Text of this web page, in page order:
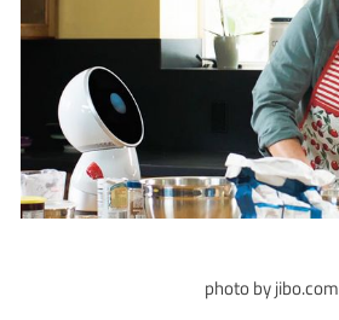
photo by jibo.com